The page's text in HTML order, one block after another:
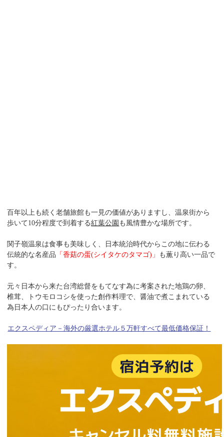
百年以上も続く老舗旅館も一見の価値がありますし、温泉街から
歩いて10分程度で到着する紅葉公園 も風情豊かな場所です。
関子嶺温泉は食事も美味しく、日本統治時代からこの地に伝わる
伝統的な名産品 「香菇の蛋(シイタケのタマゴ)」
も薫り高い一品で
す。
元々日本から来た台湾総督をもてなす為に考案された地鶏の卵、
椎茸、トウモロコシを使った創作料理で、醤油で煮こまれている
為日本人の口にもぴったり合います。
エクスペディア－海外の厳選ホテル５万軒すべて最低価格保証！